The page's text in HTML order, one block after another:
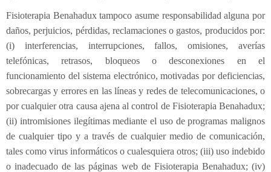
Fisioterapia Benahadux tampoco asume responsabilidad alguna por
daños, perjuicios, pérdidas, reclamaciones o gastos, producidos por:
(i) interferencias, interrupciones, fallos, omisiones, averías
telefónicas, retrasos, bloqueos o desconexiones en el
funcionamiento del sistema electrónico, motivadas por deficiencias,
sobrecargas y errores en las líneas y redes de telecomunicaciones, o
por cualquier otra causa ajena al control de Fisioterapia Benahadux;
(ii) intromisiones ilegítimas mediante el uso de programas malignos
de cualquier tipo y a través de cualquier medio de comunicación,
tales como virus informáticos o cualesquiera otros; (iii) uso indebido
o inadecuado de las páginas web de Fisioterapia Benahadux; (iv)